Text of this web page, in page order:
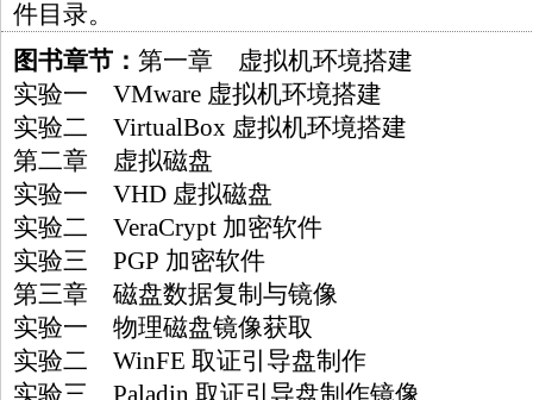
件目录。
图书章节： 第一章 虚拟机环境搭建
实验一 VMware 虚拟机环境搭建
实验二 VirtualBox 虚拟机环境搭建
第二章 虚拟磁盘
实验一 VHD 虚拟磁盘
实验二 VeraCrypt 加密软件
实验三 PGP 加密软件
第三章 磁盘数据复制与镜像
实验一 物理磁盘镜像获取
实验二 WinFE 取证引导盘制作
实验三 Paladin 取证引导盘制作镜像